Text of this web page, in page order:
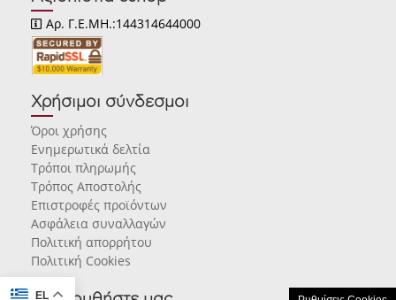
EL
Αρ. Γ.Ε.ΜΗ.:144314644000
Χρήσιμοι σύνδεσμοι
Όροι χρήσης
Ενημερωτικά δελτία
Τρόποι πληρωμής
Τρόπος Αποστολής
Επιστροφές προϊόντων
Ασφάλεια συναλλαγών
Πολιτική απορρήτου
Πολιτική Cookies